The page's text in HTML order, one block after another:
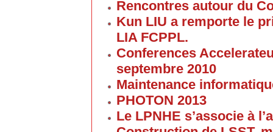
Rencontres autour du
Kun LIU a remporte le
LIA FCPPL.
Conferences
septembre 2010
Maintenance
PHOTON 2013
Le LPNHE s’associe à